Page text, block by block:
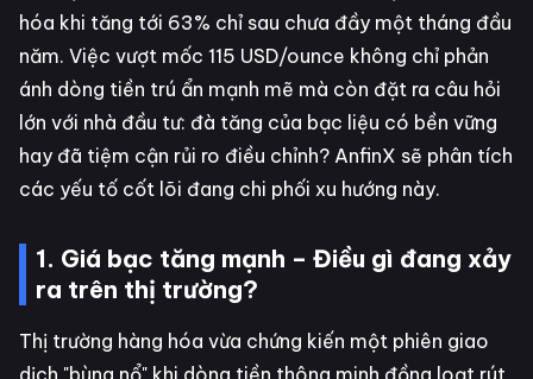
hóa khi tăng tới 63% chỉ sau chưa đầy một tháng đầu
năm. Việc vượt mốc 115 USD/ounce không chỉ phản
ánh dòng tiền trú ẩn mạnh mẽ mà còn đặt ra câu hỏi
lớn với nhà đầu tư: đà tăng của bạc liệu có bền vững
hay đã tiệm cận rủi ro điều chỉnh? AnfinX sẽ phân tích
các yếu tố cốt lõi đang chi phối xu hướng này.
1. Giá bạc tăng mạnh – Điều gì đang xảy
ra trên thị trường?
Thị trường hàng hóa vừa chứng kiến một phiên giao
dịch "bùng nổ" khi dòng tiền thông minh đồng loạt rút